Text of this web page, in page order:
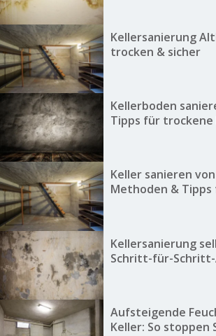
Kellersanierung
trocken & sicher
Kellerboden
Tipps für trockene
Keller sanieren
Methoden &
Kellersanierung
Schritt-für-
Aufsteigende
Keller: So stoppen